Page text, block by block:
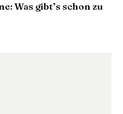
Was gibt’s schon zu